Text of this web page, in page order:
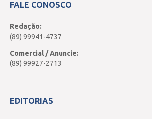
FALE CONOSCO
Redação:
(89) 99941-4737
Comercial / Anuncie:
(89) 99927-2713
EDITORIAS